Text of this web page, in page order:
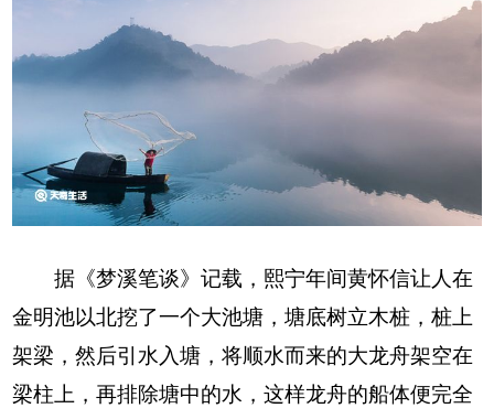
据《梦溪笔谈》记载，熙宁年间黄怀信让人在
金明池以北挖了一个大池塘，塘底树立木桩，桩上
架梁，然后引水入塘，将顺水而来的大龙舟架空在
梁柱上，再排除塘中的水，这样龙舟的船体便完全